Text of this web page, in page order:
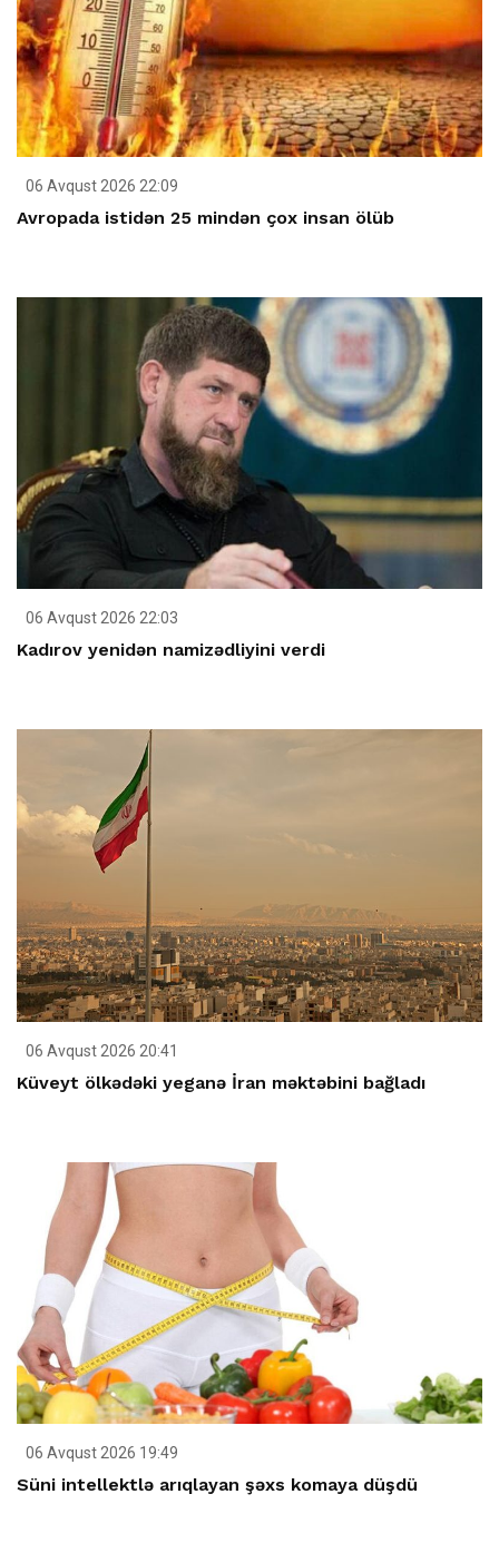
06 Avqust 2026 22:09
Avropada istidən 25 mindən çox insan ölüb
06 Avqust 2026 22:03
Kadırov yenidən namizədliyini verdi
06 Avqust 2026 20:41
Küveyt ölkədəki yeganə İran məktəbini bağladı
06 Avqust 2026 19:49
Süni intellektlə arıqlayan şəxs komaya düşdü